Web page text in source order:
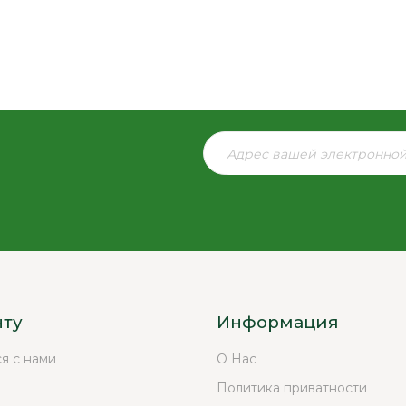
с нами
Информация
О Нас
Политика приватности